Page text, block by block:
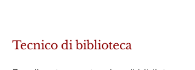
Tecnico di biblioteca